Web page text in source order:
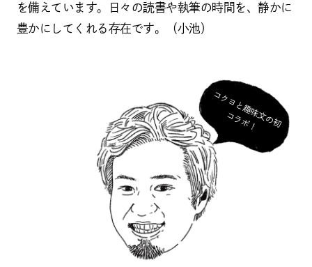
を備えています。日々の読書や執筆の時間を、静かに
豊かにしてくれる存在です。（小池）
コ
ク
ヨ
と
趣
味
文
の
初
コ
ラ
ボ
！